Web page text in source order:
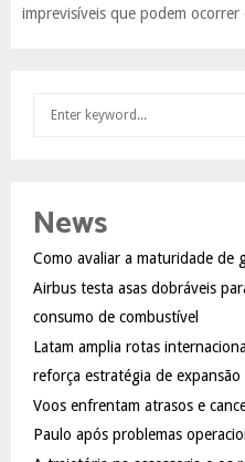
imprevisíveis que podem
h
o
r
:
News
Como avaliar a maturidade de
Airbus testa asas dobráveis
consumo de combustível
Latam amplia rotas
reforça estratégia de expansão
Voos enfrentam atrasos e
Paulo após problemas